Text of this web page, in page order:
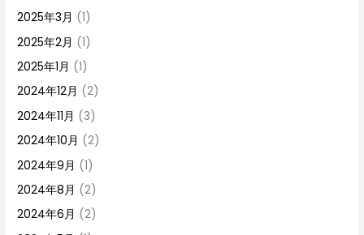
2025年3月 (1)
2025年2月 (1)
2025年1月 (1)
2024年12月 (2)
2024年11月 (3)
2024年10月 (2)
2024年9月 (1)
2024年8月 (2)
2024年6月 (2)